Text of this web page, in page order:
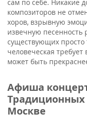
сам по себе. Никакие
композиторов не
хоров, взрывную
извечную песенность
существующих просто
человеческая
может быть
Афиша
Москве